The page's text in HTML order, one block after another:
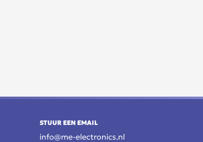
STUUR EEN EMAIL
info@me-electronics.nl